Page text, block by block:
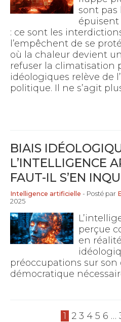
sont pas
épuisent
: ce sont les
l’empêchent de se
où la chaleur devient
refuser la climatisation
idéologiques relève de
politique. Il ne s’agit
BIAIS
L’INTELLIGENCE
FAUT-IL S’EN
Intelligence artificielle - Posté par
2025
perçue
en
préoccupations sur son
démocratique
1 2 3 4 5 6 …